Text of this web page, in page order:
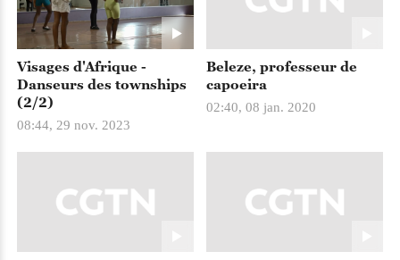
Visages d'Afrique -
Danseurs des townships
(2/2)
08:44, 29 nov. 2023
Beleze, professeur de
capoeira
02:40, 08 jan. 2020